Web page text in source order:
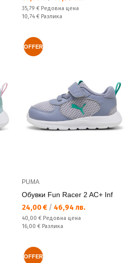
Редовна цена:
35,79 € Редовна цена
Спестявате:
10,74 € Разлика
OFFER
PUMA
Обувки Fun Racer 2 AC+ Inf
Текуща цена:
24,00 € / 46,94 лв.
Редовна цена:
40,00 € Редовна цена
Спестявате:
16,00 € Разлика
OFFER